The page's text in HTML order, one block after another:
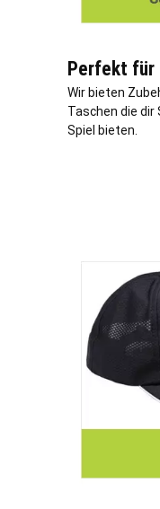
Perfekt für
Wir bieten
Taschen die
Spiel bieten.